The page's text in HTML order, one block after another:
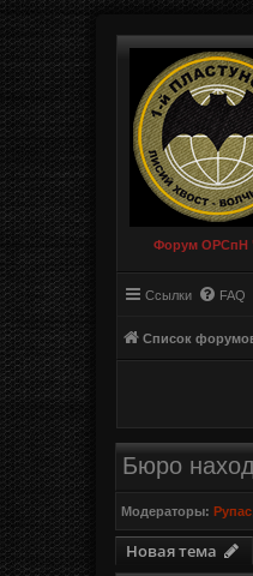
Форум ОРСпН
Ссылки FAQ
Список
Бюро
Модераторы: Рупас
Новая тема